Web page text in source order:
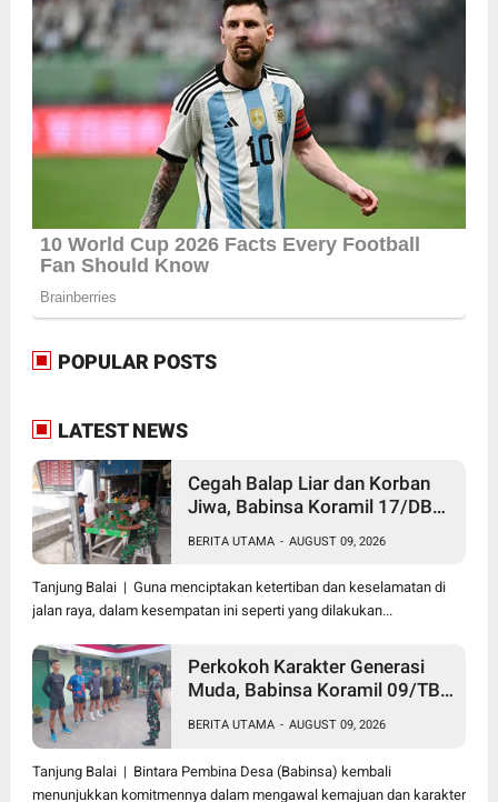
POPULAR POSTS
LATEST NEWS
Cegah Balap Liar dan Korban
Jiwa, Babinsa Koramil 17/DB
Komsos Tegur Pengendara dan
Serap Informasi Warga
BERITA UTAMA - AUGUST 09, 2026
Tanjung Balai | Guna menciptakan ketertiban dan keselamatan di
jalan raya, dalam kesempatan ini seperti yang dilakukan...
Perkokoh Karakter Generasi
Muda, Babinsa Koramil 09/TB
Pelajar dan Mahasiswa Lewat
Wasbang
BERITA UTAMA - AUGUST 09, 2026
Tanjung Balai | Bintara Pembina Desa (Babinsa) kembali
menunjukkan komitmennya dalam mengawal kemajuan dan karakter